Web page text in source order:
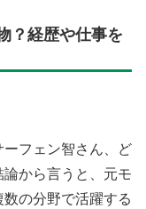
？経歴や仕事を
フェン智さん、ど
から言うと、元モ
の分野で活躍する